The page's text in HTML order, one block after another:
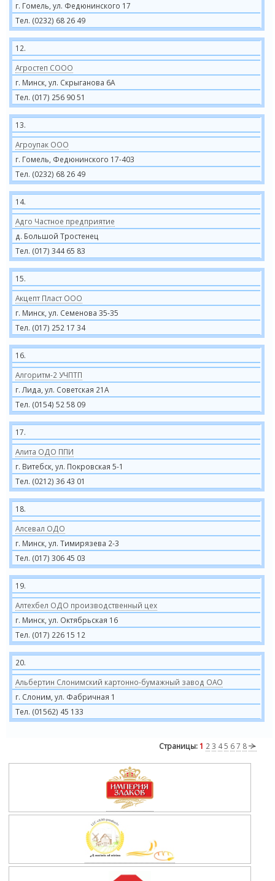
г. Гомель, ул. Федюнинского 17
Тел. (0232) 68 26 49
12.
Агростеп СООО
г. Минск, ул. Скрыганова 6А
Тел. (017) 256 90 51
13.
Агроупак ООО
г. Гомель, Федюнинского 17-403
Тел. (0232) 68 26 49
14.
Адго Частное предприятие
д. Большой Тростенец
Тел. (017) 344 65 83
15.
Акцепт Пласт ООО
г. Минск, ул. Семенова 35-35
Тел. (017) 252 17 34
16.
Алгоритм-2 УЧПТП
г. Лида, ул. Советская 21А
Тел. (0154) 52 58 09
17.
Алита ОДО ППИ
г. Витебск, ул. Покровская 5-1
Тел. (0212) 36 43 01
18.
Алсевал ОДО
г. Минск, ул. Тимирязева 2-3
Тел. (017) 306 45 03
19.
Алтехбел ОДО производственный цех
г. Минск, ул. Октябрьская 16
Тел. (017) 226 15 12
20.
Альбертин Слонимский картонно-бумажный завод ОАО
г. Слоним, ул. Фабричная 1
Тел. (01562) 45 133
Страницы: 1 2 3 45 67 8